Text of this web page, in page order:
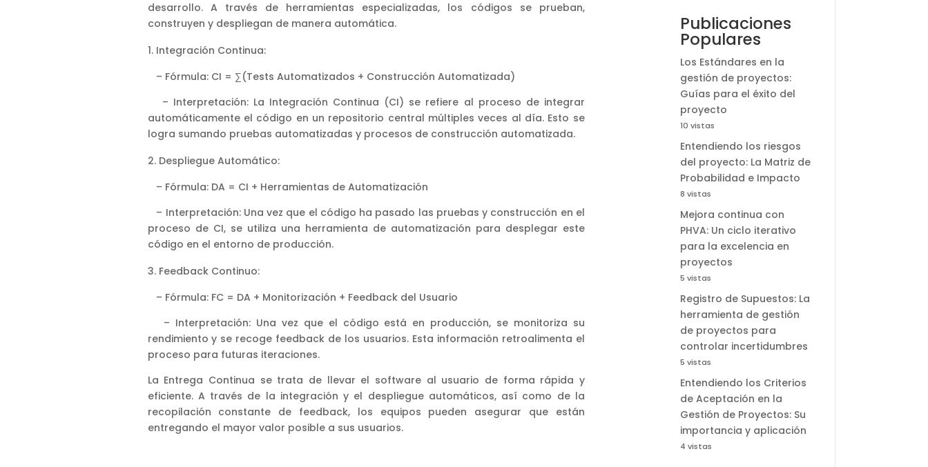
desarrollo. A través de herramientas especializadas, los códigos se prueban,
construyen y despliegan de manera automática.
Integración Continua:
– Fórmula: CI = ∑(Tests Automatizados + Construcción Automatizada)
– Interpretación: La Integración Continua (CI) se refiere al proceso de integrar
automáticamente el código en un repositorio central múltiples veces al día. Esto se
logra sumando pruebas automatizadas y procesos de construcción automatizada.
Despliegue Automático:
– Fórmula: DA = CI + Herramientas de Automatización
– Interpretación: Una vez que el código ha pasado las pruebas y construcción en el
proceso de CI, se utiliza una herramienta de automatización para desplegar este
código en el entorno de producción.
Feedback Continuo:
– Fórmula: FC = DA + Monitorización + Feedback del Usuario
– Interpretación: Una vez que el código está en producción, se monitoriza su
rendimiento y se recoge feedback de los usuarios. Esta información retroalimenta el
proceso para futuras iteraciones.
La Entrega Continua se trata de llevar el software al usuario de forma rápida y
eficiente. A través de la integración y el despliegue automáticos, así como de la
recopilación constante de feedback, los equipos pueden asegurar que están
entregando el mayor valor posible a sus usuarios.
Publicaciones
Populares
Los Estándares en la
gestión de proyectos:
Guías para el éxito del
proyecto
10 vistas
Entendiendo los riesgos
del proyecto: La Matriz de
Probabilidad e Impacto
8 vistas
Mejora continua con
PHVA: Un ciclo iterativo
para la excelencia en
proyectos
5 vistas
Registro de Supuestos: La
herramienta de gestión
de proyectos para
controlar incertidumbres
5 vistas
Entendiendo los Criterios
de Aceptación en la
Gestión de Proyectos: Su
importancia y aplicación
4 vistas